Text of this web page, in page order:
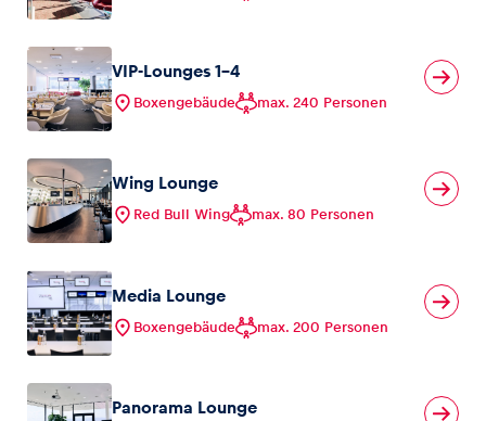
VIP-Lounges 1-4
Boxengebäude max. 240 Personen
Wing Lounge
Red Bull Wing max. 80 Personen
Media Lounge
Boxengebäude max. 200 Personen
Panorama Lounge